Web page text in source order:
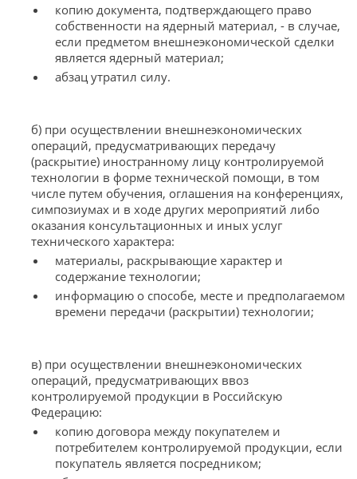
копию документа, подтверждающего право
собственности на ядерный материал, - в случае,
если предметом внешнеэкономической сделки
является ядерный материал;
абзац утратил силу.
б) при осуществлении внешнеэкономических
операций, предусматривающих передачу
(раскрытие) иностранному лицу контролируемой
технологии в форме технической помощи, в том
числе путем обучения, оглашения на конференциях,
симпозиумах и в ходе других мероприятий либо
оказания консультационных и иных услуг
технического характера:
материалы, раскрывающие характер и
содержание технологии;
информацию о способе, месте и предполагаемом
времени передачи (раскрытии) технологии;
в) при осуществлении внешнеэкономических
операций, предусматривающих ввоз
контролируемой продукции в Российскую
Федерацию:
копию договора между покупателем и
потребителем контролируемой продукции, если
покупатель является посредником;